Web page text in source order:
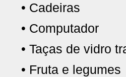
• Cadeiras
• Computador
• Taças de vidro
• Fruta e legumes